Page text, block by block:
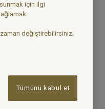
için ilgi
zaman değiştirebilirsiniz.
Tümünü kabul et